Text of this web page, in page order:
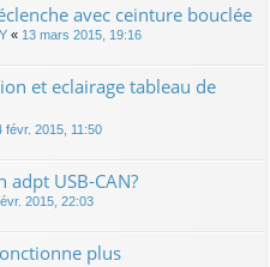
avec ceinture bouclée
« 13 mars 2015, 19:16
et eclairage tableau de
févr. 2015, 11:50
adpt USB-CAN?
2015, 22:03
plus